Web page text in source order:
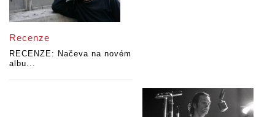
Recenze
RECENZE: Načeva na novém
albu...